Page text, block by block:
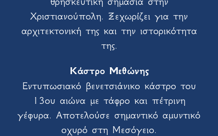
Χριστιανούπολη. Ξεχωρίζει για την
αρχιτεκτονική της και την ιστορικότητα
της.
Κάστρο Μεθώνης
Εντυπωσιακό βενετσιάνικο κάστρο του
13ου αιώνα με τάφρο και πέτρινη
γέφυρα. Αποτελούσε σημαντικό αμυντικό
οχυρό στη Μεσόγειο.